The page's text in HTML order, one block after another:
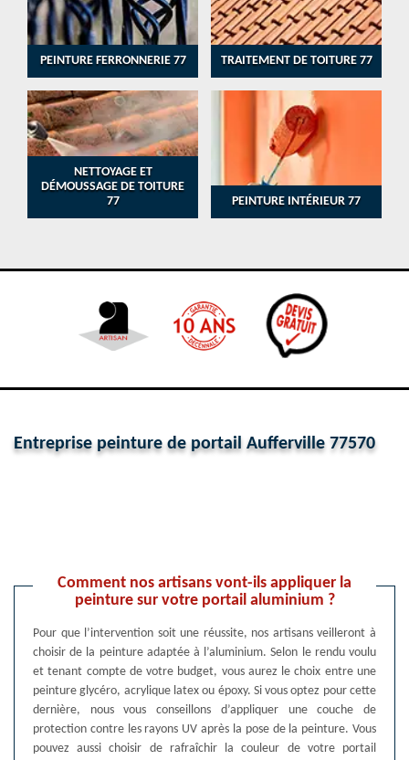
PEINTURE FERRONNERIE 77 TRAITEMENT DE TOITURE 77
NETTOYAGE ET
DÉMOUSSAGE DE TOITURE
77
PEINTURE INTÉRIEUR 77
Entreprise peinture de portail Aufferville 77570
Comment nos artisans vont-ils appliquer la
peinture sur votre portail aluminium ?
Pour que l’intervention soit une réussite, nos artisans veilleront à
choisir de la peinture adaptée à l’aluminium. Selon le rendu voulu
et tenant compte de votre budget, vous aurez le choix entre une
peinture glycéro, acrylique latex ou époxy. Si vous optez pour cette
dernière, nous vous conseillons d’appliquer une couche de
protection contre les rayons UV après la pose de la peinture. Vous
pouvez aussi choisir de rafraîchir la couleur de votre portail